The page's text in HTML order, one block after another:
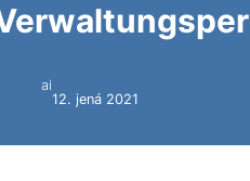
ai
12. jená 2021